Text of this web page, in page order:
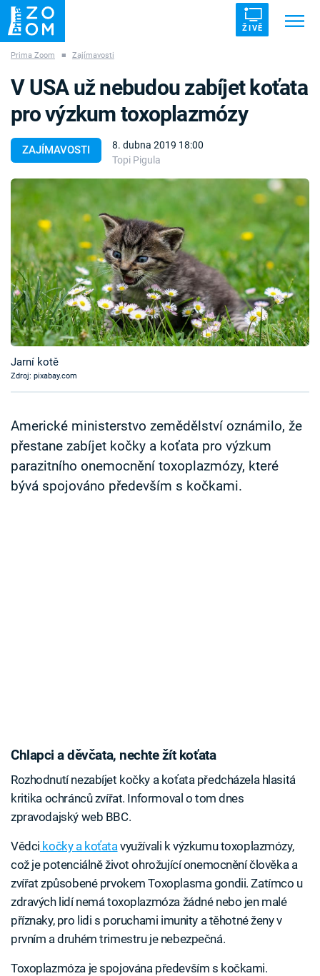
ŽIVĚ
ZÁHADY VETŘELCI DÁVNOVĚKU
Témata
Témata
Pořady
TV Program
Časopis
Sledujte prima+
Sledujte nás
Prima Zoom ■ Zajímavosti
ZAJÍMAVOSTI
8. dubna 2019 18:00
Topi Pigula
V USA už nebudou zabíjet koťata
pro výzkum toxoplazmózy
Jarní kotě
Zdroj: pixabay.com
Americké ministerstvo zemědělství oznámilo, že
přestane zabíjet kočky a koťata pro výzkum
parazitního onemocnění toxoplazmózy, které
bývá spojováno především s kočkami.
Chlapci a děvčata, nechte žít koťata
Rozhodnutí nezabíjet kočky a koťata předcházela hlasitá
kritika ochránců zvířat. Informoval o tom dnes
zpravodajský web BBC.
Vědci kočky a koťata využívali k výzkumu toxoplazmózy,
což je potenciálně život ohrožující onemocnění člověka a
zvířat způsobené prvokem Toxoplasma gondii. Zatímco u
zdravých lidí nemá toxoplazmóza žádné nebo jen malé
příznaky, pro lidi s poruchami imunity a těhotné ženy v
prvním a druhém trimestru je nebezpečná.
Toxoplazmóza je spojována především s kočkami.